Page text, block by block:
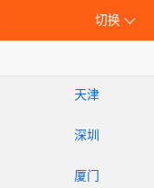
切换
天津
深圳
厦门